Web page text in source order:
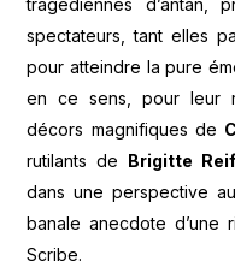
tragédiennes d’antan,
spectateurs, tant elles
pour atteindre la pure
en ce sens, pour leur
décors magnifiques de
rutilants de
Brigitte
dans une perspective
banale anecdote
Scribe.